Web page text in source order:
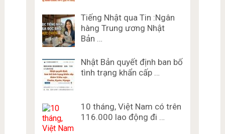
Tiếng Nhật qua Tin :Ngân
hàng Trung ương Nhật
Bản …
Nhật Bản quyết định ban bố
tình trạng khẩn cấp …
10 tháng, Việt Nam có trên
116.000 lao động đi …